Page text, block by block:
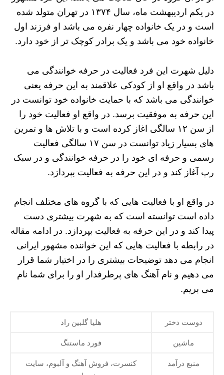
در یکم اردیبهشت ماه، سال ۱۳۷۴ در تهران متولد شده
است و در یک خانواده چهار نفره می باشد او فرزند اول
خانواده خود می باشد و یک برادر کوچک تر از خود دارد.
دلیل شهرت این فرد فعالیت در حرفه خوانندگی می
باشد در واقع او از کودکی علاقمند به این حرفه یعنی
خوانندگی می باشد که با حمایت خانواده خود توانست در
این حرفه به موفقیت برسد. در واقع او فعالیت خود را
از سن ۱۲ سالگی اغاز کرده است و با تلاش ها و تمرین
های بسیار زیاد توانست در سن ۱۷ سالگی فعالیت
رسمی و حرفه ای خود را در حرفه خوانندگی و در سبک
رپ آغاز کند و در این حرفه به فعالیت بپردازد.
در واقع او با فعالیت هایی که با گروه های مختلف انجام
داده است توانسته است که به شهرت بیشتری دست
پیدا کند و در این حرفه به فعالیت بپردازد. در ادامه مقاله
در رابطه با فعالیت هایی که این خواننده مشهور ایرانی
انجام می دهد توضیحات بیشتری را در اختیار شما قرار
می دهیم و نام آهنگ های پرطرفدار او را برای شما نام
می بریم.
دوست دختر هلیا گلبین راد
ماشین فورد ماستنگ
منبع درآمد
کنسرت، فروش آهنگ و آلبوم، سایت